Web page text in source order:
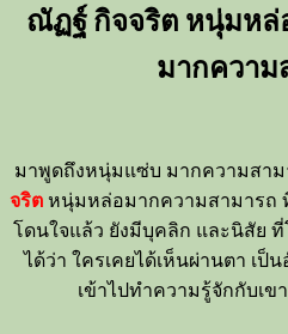
ณัฏฐ์ กิจจริต หนุ่มหล่
มากความ
มาพูดถึงหนุ่มแซ่บ มากความสาม
จริต หนุ่มหล่อมากความสามารถ
โดนใจแล้ว ยังมีบุคลิก และนิสัย ที่
ได้ว่า ใครเคยได้เห็นผ่านตา เป็
เข้าไปทำความรู้จักกับเ